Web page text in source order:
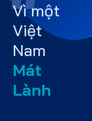
Vì một
Việt
Nam
Mát
Lành